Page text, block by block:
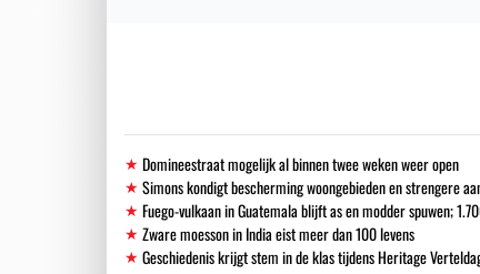
Domineestraat mogelijk al binnen twee weken weer open
Simons kondigt bescherming woongebieden en strengere
Fuego-vulkaan in Guatemala blijft as en modder spuwen;
Zware moesson in India eist meer dan 100 levens
Geschiedenis krijgt stem in de klas tijdens Heritage